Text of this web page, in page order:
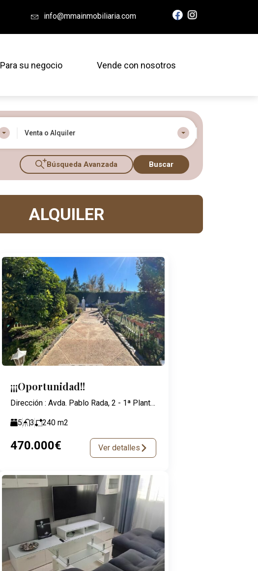
info@mmainmobiliaria.com
Para su negocio Vende con nosotros
Venta o Alquiler
Búsqueda Avanzada
Buscar
ALQUILER
¡¡¡Oportunidad!!
Dirección : Avda. Pablo Rada, 2 - 1ª Planta - 21003 Huelva
5 3 240 m2
470.000€ Ver detalles